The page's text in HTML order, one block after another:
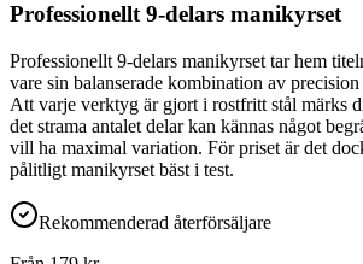
Professionellt 9-delars manikyrset
Professionellt 9-delars manikyrset tar hem
vare sin balanserade kombination av
Att varje verktyg är gjort i rostfritt stål märks
det strama antalet delar kan kännas något
vill ha maximal variation. För priset är det
pålitligt manikyrset bäst i test.
Rekommenderad återförsäljare